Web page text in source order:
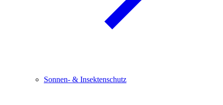
Sonnen- & Insektenschutz